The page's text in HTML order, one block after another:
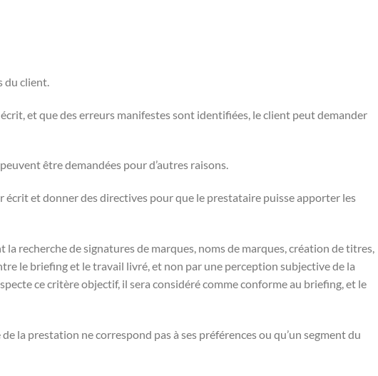
du client.
et que des erreurs manifestes sont identifiées, le client peut demander
être demandées pour d’autres raisons.
et donner des directives pour que le prestataire puisse apporter les
recherche de signatures de marques, noms de marques, création de titres,
le briefing et le travail livré, et non par une perception subjective de la
ce critère objectif, il sera considéré comme conforme au briefing, et le
la prestation ne correspond pas à ses préférences ou qu’un segment du